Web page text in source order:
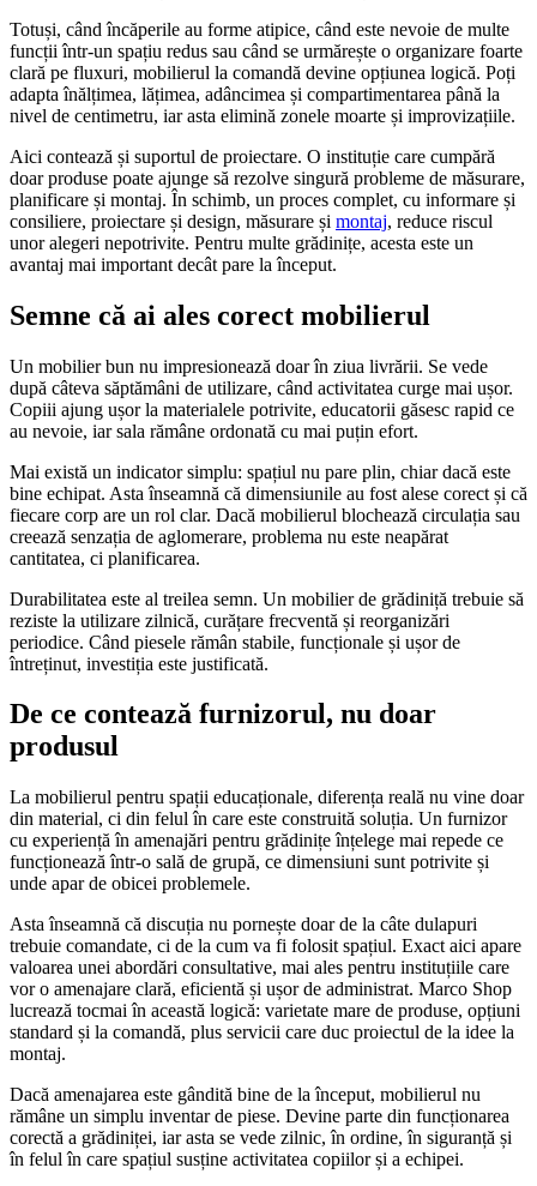
Totuși, când încăperile au forme atipice, când este nevoie de multe
funcții într-un spațiu redus sau când se urmărește o organizare foarte
clară pe fluxuri, mobilierul la comandă devine opțiunea logică. Poți
adapta înălțimea, lățimea, adâncimea și compartimentarea până la
nivel de centimetru, iar asta elimină zonele moarte și improvizațiile.
Aici contează și suportul de proiectare. O instituție care cumpără
doar produse poate ajunge să rezolve singură probleme de măsurare,
planificare și montaj. În schimb, un proces complet, cu informare și
consiliere, proiectare și design, măsurare și montaj, reduce riscul
unor alegeri nepotrivite. Pentru multe grădinițe, acesta este un
avantaj mai important decât pare la început.
Semne că ai ales corect mobilierul
Un mobilier bun nu impresionează doar în ziua livrării. Se vede
după câteva săptămâni de utilizare, când activitatea curge mai ușor.
Copiii ajung ușor la materialele potrivite, educatorii găsesc rapid ce
au nevoie, iar sala rămâne ordonată cu mai puțin efort.
Mai există un indicator simplu: spațiul nu pare plin, chiar dacă este
bine echipat. Asta înseamnă că dimensiunile au fost alese corect și că
fiecare corp are un rol clar. Dacă mobilierul blochează circulația sau
creează senzația de aglomerare, problema nu este neapărat
cantitatea, ci planificarea.
Durabilitatea este al treilea semn. Un mobilier de grădiniță trebuie să
reziste la utilizare zilnică, curățare frecventă și reorganizări
periodice. Când piesele rămân stabile, funcționale și ușor de
întreținut, investiția este justificată.
De ce contează furnizorul, nu doar
produsul
La mobilierul pentru spații educaționale, diferența reală nu vine doar
din material, ci din felul în care este construită soluția. Un furnizor
cu experiență în amenajări pentru grădinițe înțelege mai repede ce
funcționează într-o sală de grupă, ce dimensiuni sunt potrivite și
unde apar de obicei problemele.
Asta înseamnă că discuția nu pornește doar de la câte dulapuri
trebuie comandate, ci de la cum va fi folosit spațiul. Exact aici apare
valoarea unei abordări consultative, mai ales pentru instituțiile care
vor o amenajare clară, eficientă și ușor de administrat. Marco Shop
lucrează tocmai în această logică: varietate mare de produse, opțiuni
standard și la comandă, plus servicii care duc proiectul de la idee la
montaj.
Dacă amenajarea este gândită bine de la început, mobilierul nu
rămâne un simplu inventar de piese. Devine parte din funcționarea
corectă a grădiniței, iar asta se vede zilnic, în ordine, în siguranță și
în felul în care spațiul susține activitatea copiilor și a echipei.